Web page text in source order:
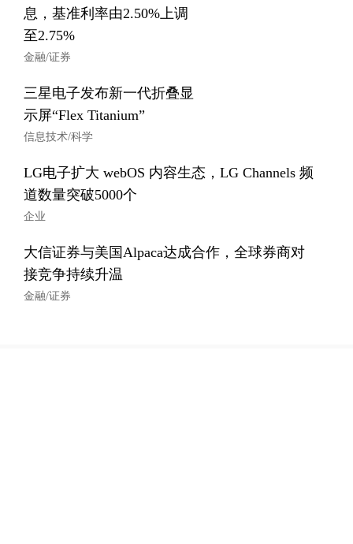
息，基准利率由2.50%上调
至2.75%
金融/证券
三星电子发布新一代折叠显
示屏“Flex Titanium”
信息技术/科学
LG电子扩大 webOS 内容生态，LG Channels 频
道数量突破5000个
企业
大信证券与美国Alpaca达成合作，全球券商对
接竞争持续升温
金融/证券